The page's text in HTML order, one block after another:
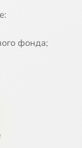
фонда;